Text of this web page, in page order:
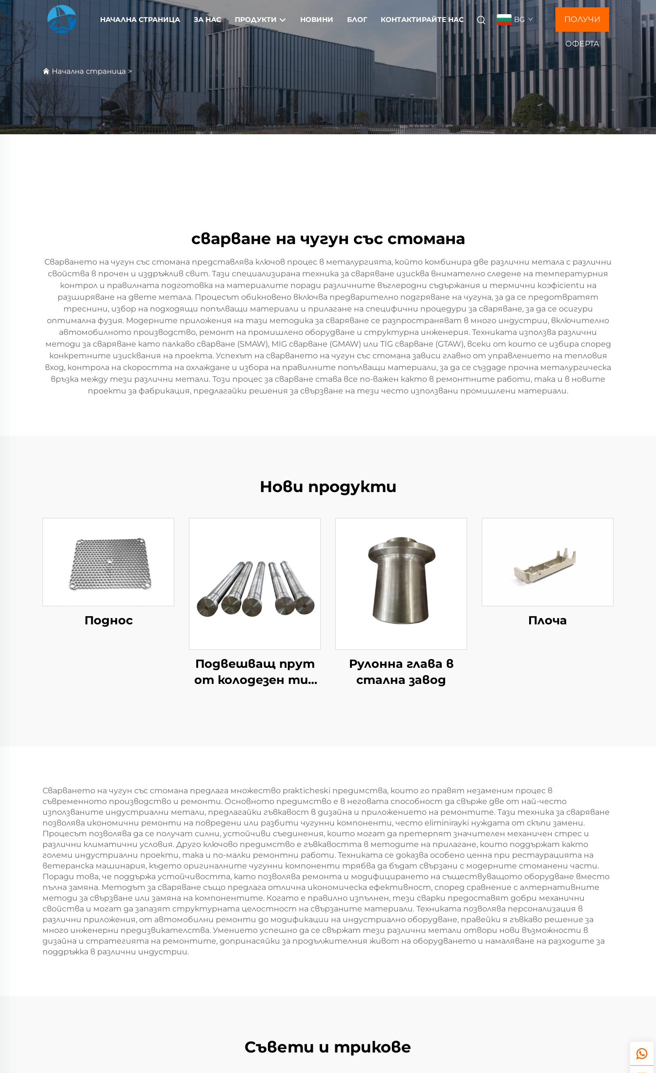
НАЧАЛНА СТРАНИЦА ЗА НАС ПРОДУКТИ НОВИНИ БЛОГ КОНТАКТИРАЙТЕ НАС BG ПОЛУЧИ
ОФЕРТА
Начална страница >
сварване на чугун със стомана
Сварването на чугун със стомана представлява ключов процес в металургията, който комбинира две различни метала с различни
свойства в прочен и издръжлив свит. Тази специализирана техника за сваряване изисква внимателно следене на температурния
контрол и правилната подготовка на материалите поради различните въглеродни съдържания и термични коэфicientи на
разширяване на двете метала. Процесът обикновено включва предварително подгряване на чугуна, за да се предотвратят
треснини, избор на подходящи попълващи материали и прилагане на специфични процедури за сваряване, за да се осигури
оптимална фузия. Модерните приложения на тази методика за сваряване се разпространяват в много индустрии, включително
автомобилното производство, ремонт на промишлено оборудване и структурна инженерия. Техниката използва различни
методи за сваряване като палкаво сварване (SMAW), MIG сварване (GMAW) или TIG сварване (GTAW), всеки от които се избира според
конкретните изисквания на проекта. Успехът на сварването на чугун със стомана зависи главно от управлението на тепловия
вход, контрола на скоростта на охлаждане и избора на правилните попълващи материали, за да се създаде прочна металургическа
връзка между тези различни метали. Този процес за сварване става все по-важен както в ремонтните работи, така и в новите
проекти за фабрикация, предлагайки решения за свързване на тези често използвани промишлени материали.
Нови продукти
Поднос
Подвешващ прут
от колодезен тип
Рулонна глава в
стална завод
Плоча
Сварването на чугун със стомана предлага множество prakticheski предимства, които го правят незаменим процес в
съвременното производство и ремонти. Основното предимство е в неговата способност да свърже две от най-често
използваните индустриални метали, предлагайки гъвкавост в дизайна и приложението на ремонтите. Тази техника за сваряване
позволява икономични ремонти на повредени или разбити чугунни компоненти, често eliminirayki нуждата от скъпи замени.
Процесът позволява да се получат силни, устойчиви съединения, които могат да претерпят значителен механичен стрес и
различни климатични условия. Друго ключово предимство е гъвкавостта в методите на прилагане, които поддържат както
големи индустриални проекти, така и по-малки ремонтни работи. Техниката се доказва особено ценна при рестаурацията на
ветеранска машинария, където оригиналните чугунни компоненти трябва да бъдат свързани с модерните стоманени части.
Поради това, че поддържа устойчивостта, като позволява ремонта и модифицирането на съществуващото оборудване вместо
пълна замяна. Методът за сваряване също предлага отлична икономическа ефективност, според сравнение с алтернативните
методи за свързване или замяна на компонентите. Когато е правилно изпълнен, тези сварки предоставят добри механични
свойства и могат да запазят структурната целостност на свързаните материали. Техниката позволява персонализация в
различни приложения, от автомобилни ремонти до модификации на индустриално оборудване, правейки я гъвкаво решение за
много инженерни предизвикателства. Умението успешно да се свържат тези различни метали отвори нови възможности в
дизайна и стратегията на ремонтите, допринасяйки за продължителния живот на оборудването и намаляване на разходите за
поддръжка в различни индустрии.
Съвети и трикове